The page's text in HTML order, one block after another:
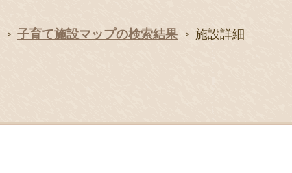
子育て施設マップの検索結果 施設詳細